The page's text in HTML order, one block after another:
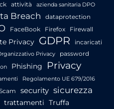
attività
azienda sanitaria DPO
Breach
dataprotection
FaceBook Firefox Firewall
Privacy GDPR incaricati
Privacy
password
Phishing Privacy
Regolamento UE 679/2016
security sicurezza
trattamenti Truffa